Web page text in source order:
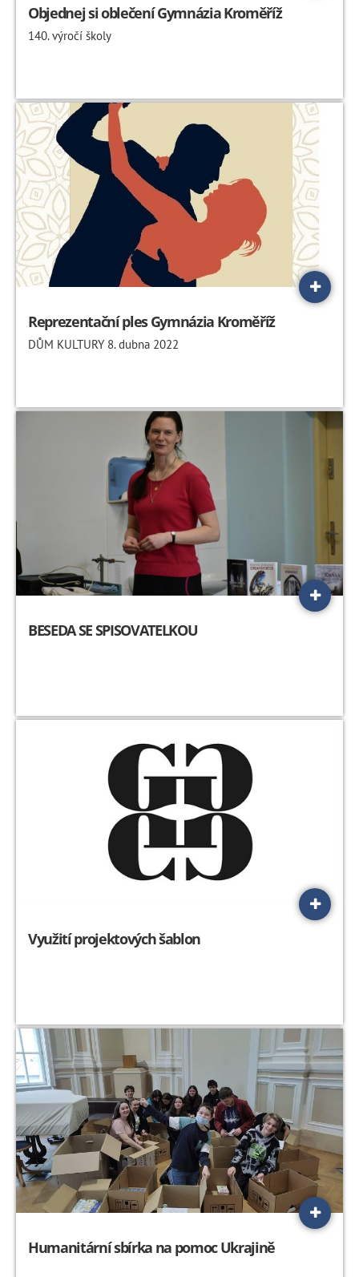
Objednej si oblečení Gymnázia Kroměříž
140. výročí školy
Reprezentační ples Gymnázia Kroměříž
DŮM KULTURY 8. dubna 2022
BESEDA SE SPISOVATELKOU
Využití projektových šablon
Humanitární sbírka na pomoc Ukrajině